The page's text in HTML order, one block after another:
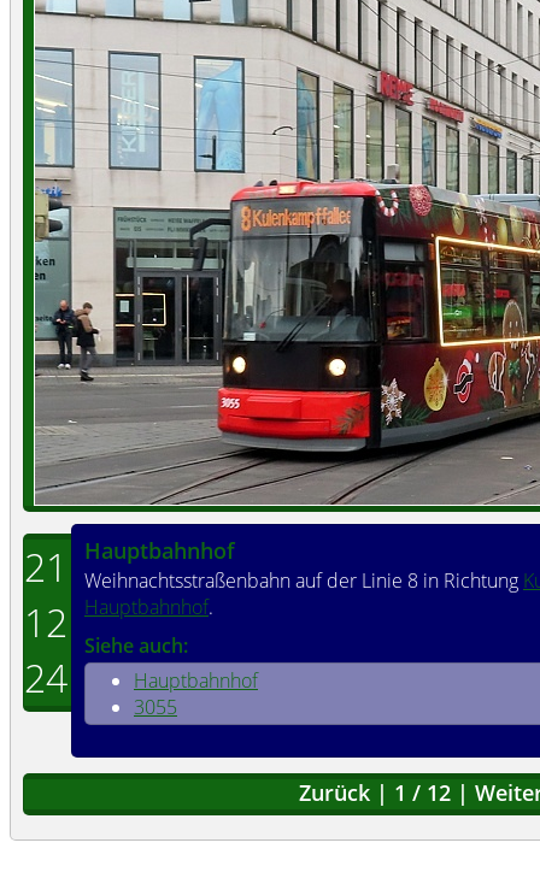
21
12
24
Hauptbahnhof
Weihnachtsstraßenbahn auf der Linie 8 in Richtung
Hauptbahnhof.
Siehe auch:
Hauptbahnhof
3055
Zurück | 1 / 12 |